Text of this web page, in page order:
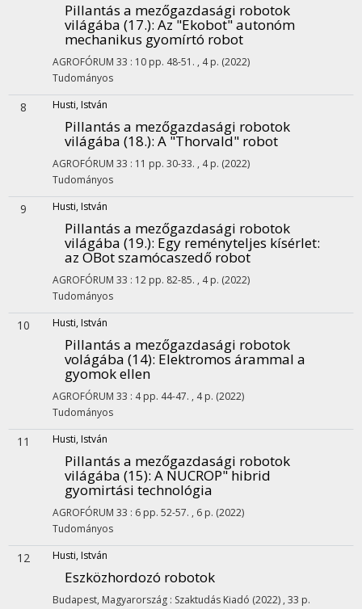
Pillantás a mezőgazdasági robotok
világába (17.): Az "Ekobot" autonóm
mechanikus gyomírtó robot
AGROFÓRUM 33 : 10 pp. 48-51. , 4 p. (2022)
Tudományos
8 Husti, István
Pillantás a mezőgazdasági robotok
világába (18.): A "Thorvald" robot
AGROFÓRUM 33 : 11 pp. 30-33. , 4 p. (2022)
Tudományos
9 Husti, István
Pillantás a mezőgazdasági robotok
világába (19.): Egy reményteljes kísérlet:
az OBot szamócaszedő robot
AGROFÓRUM 33 : 12 pp. 82-85. , 4 p. (2022)
Tudományos
10 Husti, István
Pillantás a mezőgazdasági robotok
volágába (14): Elektromos árammal a
gyomok ellen
AGROFÓRUM 33 : 4 pp. 44-47. , 4 p. (2022)
Tudományos
11 Husti, István
Pillantás a mezőgazdasági robotok
világába (15): A NUCROP" hibrid
gyomirtási technológia
AGROFÓRUM 33 : 6 pp. 52-57. , 6 p. (2022)
Tudományos
12 Husti, István
Eszközhordozó robotok
Budapest, Magyarország : Szaktudás Kiadó (2022) , 33 p.